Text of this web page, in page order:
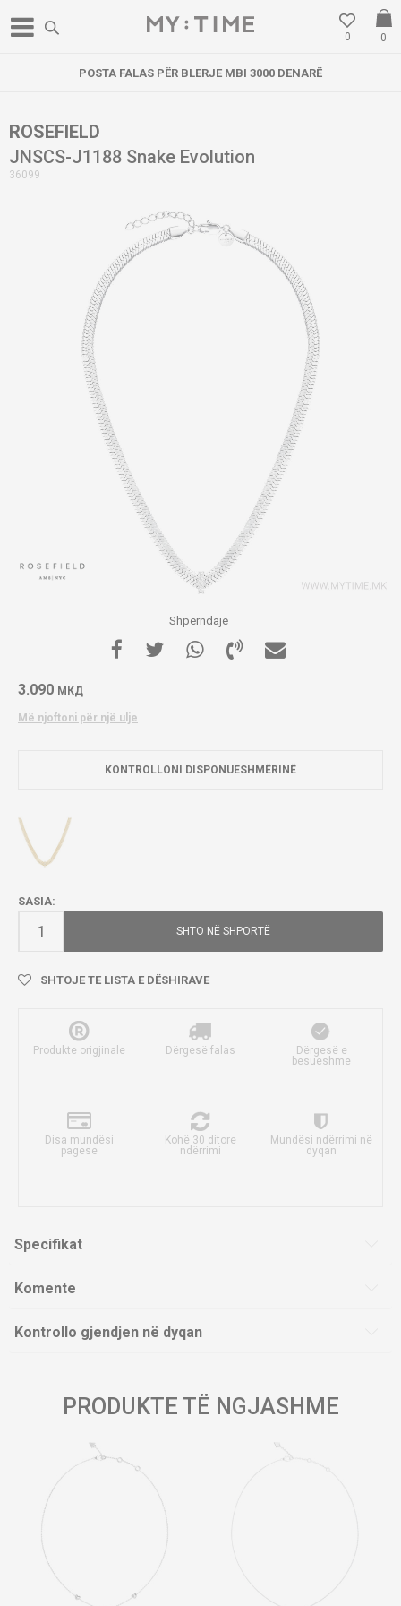
0
0
POSTA FALAS PËR BLERJE MBI 3000 DENARË
ROSEFIELD
JNSCS-J1188 Snake Evolution
36099
Shpërndaje
3.090 МКД
Më njoftoni për një ulje
KONTROLLONI DISPONUESHMËRINË
SASIA:
SHTO NË SHPORTË
SHTOJE TE LISTA E DËSHIRAVE
Produkte origjinale Dërgesë falas
Dërgesë e
besueshme
Disa mundësi
pagese
Kohë 30 ditore
ndërrimi
Mundësi ndërrimi në
dyqan
Specifikat
Komente
Kontrollo gjendjen në dyqan
PRODUKTE TË NGJASHME